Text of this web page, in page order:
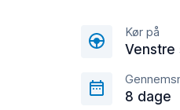
Kør på
Venstre
8 dage